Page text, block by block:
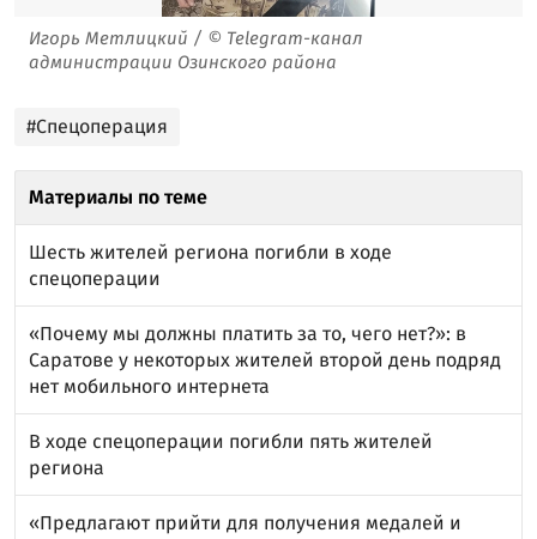
Игорь Метлицкий / © Telegram-канал
администрации Озинского района
#Спецоперация
Материалы по теме
Шесть жителей региона погибли в ходе
спецоперации
«Почему мы должны платить за то, чего нет?»: в
Саратове у некоторых жителей второй день подряд
нет мобильного интернета
В ходе спецоперации погибли пять жителей
региона
«Предлагают прийти для получения медалей и